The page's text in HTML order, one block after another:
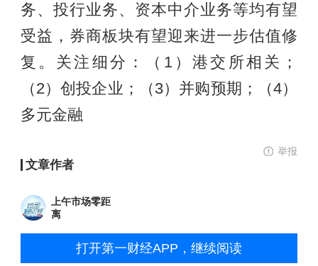
务、投行业务、资本中介业务等均有望
受益，券商板块有望迎来进一步估值修
复。关注细分：（1）港交所相关；
（2）创投企业；（3）并购预期；（4）
多元金融
举报
文章作者
上午市场零距
离
打开第一财经APP，继续阅读